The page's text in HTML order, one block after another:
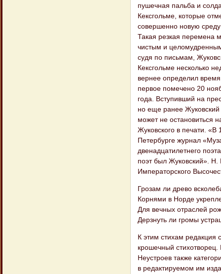
пушечная пальба и
Кексгольме, которые
совершенно новую
Такая резкая перемена
чистым и
судя по письмам,
Кексгольме несколько
вернее определил
первое помечено 20
года. Вступивший на
но еще ранее Жуковский
может не остановиться
Жуковского в печати.
Петербурге журнал
двенадцатилетнего
поэт был Жуковский». Н.
Императорского
Грозам ли древо
Корнями в Норде
Для вечных отраслей
Дерзнуть ли громы
К этим стихам редакция
крошечный
Неустроев также
в редактируемом им